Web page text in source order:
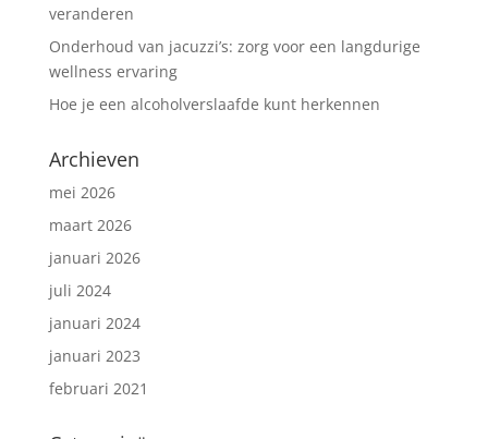
veranderen
Onderhoud van jacuzzi’s: zorg voor een langdurige
wellness ervaring
Hoe je een alcoholverslaafde kunt herkennen
Archieven
mei 2026
maart 2026
januari 2026
juli 2024
januari 2024
januari 2023
februari 2021